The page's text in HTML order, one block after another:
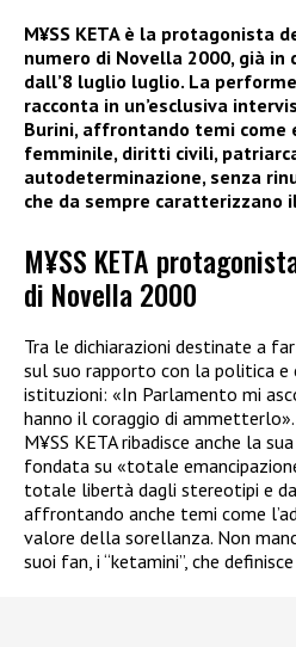
M¥SS KETA è la protagonista
numero di Novella 2000, già in
dall’8 luglio luglio. La
racconta in un’esclusiva
Burini, affrontando temi come
femminile, diritti civili,
autodeterminazione, senza
che da sempre caratterizzano
M¥SS KETA
di Novella 2000
Tra le dichiarazioni destinate a
sul suo rapporto con la politica e
istituzioni: «In Parlamento mi
hanno il coraggio di
M¥SS KETA ribadisce anche la
fondata su «totale
totale libertà dagli stereotipi e
affrontando anche temi come
valore della sorellanza. Non
suoi fan, i “ketamini”, che